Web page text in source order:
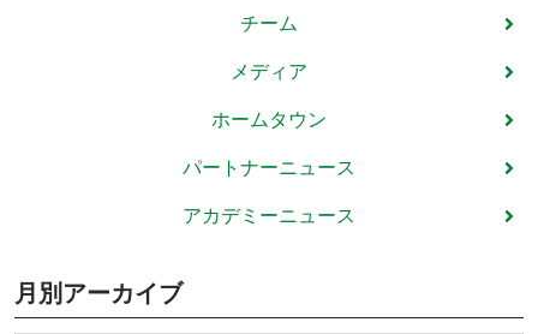
チーム
メディア
ホームタウン
パートナーニュース
アカデミーニュース
月別アーカイブ